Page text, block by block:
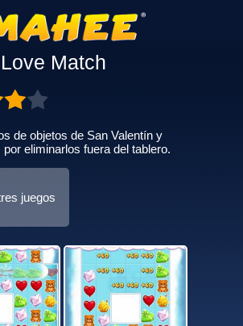
Match
de objetos de San Valentín y
por eliminarlos fuera del tablero.
juegos